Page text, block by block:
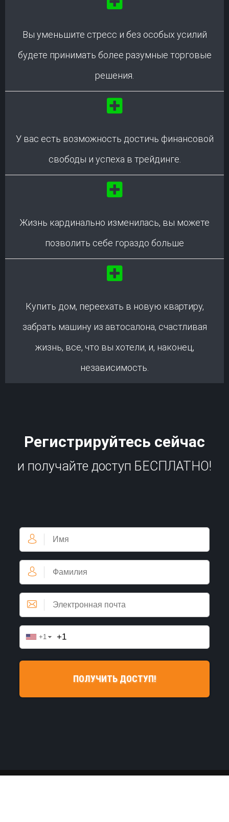
Вы уменьшите стресс и без особых усилий
будете принимать более разумные торговые
решения.
У вас есть возможность достичь финансовой
свободы и успеха в трейдинге.
Жизнь кардинально изменилась, вы можете
позволить себе гораздо больше
Купить дом, переехать в новую квартиру,
забрать машину из автосалона, счастливая
жизнь, все, что вы хотели, и, наконец,
независимость.
Регистрируйтесь сейчас
и получайте доступ БЕСПЛАТНО!